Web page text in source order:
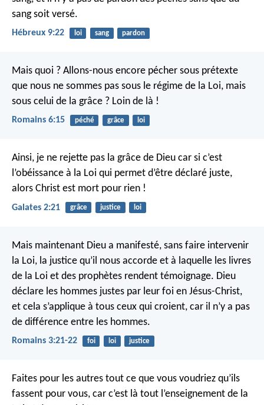
sang soit versé.
Hébreux 9:22 loi sang pardon
Mais quoi ? Allons-nous encore pécher sous prétexte
que nous ne sommes pas sous le régime de la Loi, mais
sous celui de la grâce ? Loin de là !
Romains 6:15 péché grâce loi
Ainsi, je ne rejette pas la grâce de Dieu car si c’est
l’obéissance à la Loi qui permet d’être déclaré juste,
alors Christ est mort pour rien !
Galates 2:21 grâce justice loi
Mais maintenant Dieu a manifesté, sans faire intervenir
la Loi, la justice qu’il nous accorde et à laquelle les livres
de la Loi et des prophètes rendent témoignage. Dieu
déclare les hommes justes par leur foi en Jésus-Christ,
et cela s’applique à tous ceux qui croient, car il n’y a pas
de différence entre les hommes.
Romains 3:21-22 foi loi justice
Faites pour les autres tout ce que vous voudriez qu’ils
fassent pour vous, car c’est là tout l’enseignement de la